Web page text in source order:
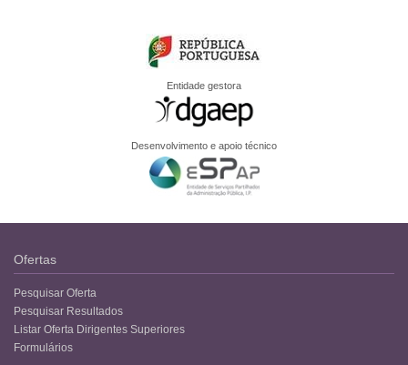
Entidade gestora
Desenvolvimento e apoio técnico
Ofertas
Pesquisar Oferta
Pesquisar Resultados
Listar Oferta Dirigentes Superiores
Formulários